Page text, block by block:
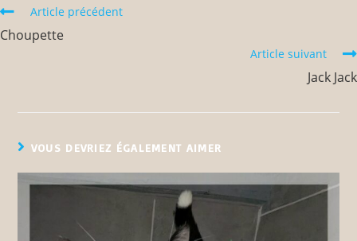
Article précédent
Choupette
Article suivant
Jack Jack
VOUS DEVRIEZ ÉGALEMENT AIMER